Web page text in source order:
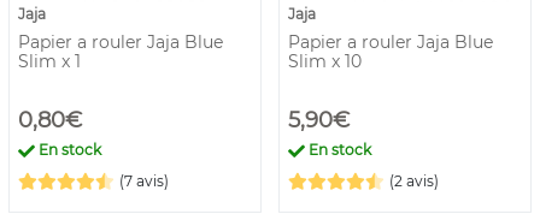
Jaja
Papier a rouler Jaja Blue
Slim x 1
0,80€
En stock
(7 avis)
Jaja
Papier a rouler Jaja Blue
Slim x 10
5,90€
En stock
(2 avis)